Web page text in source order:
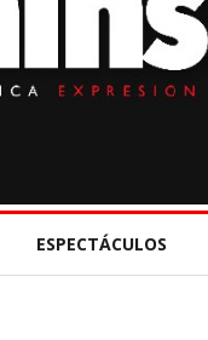
ESPECTÁCULOS